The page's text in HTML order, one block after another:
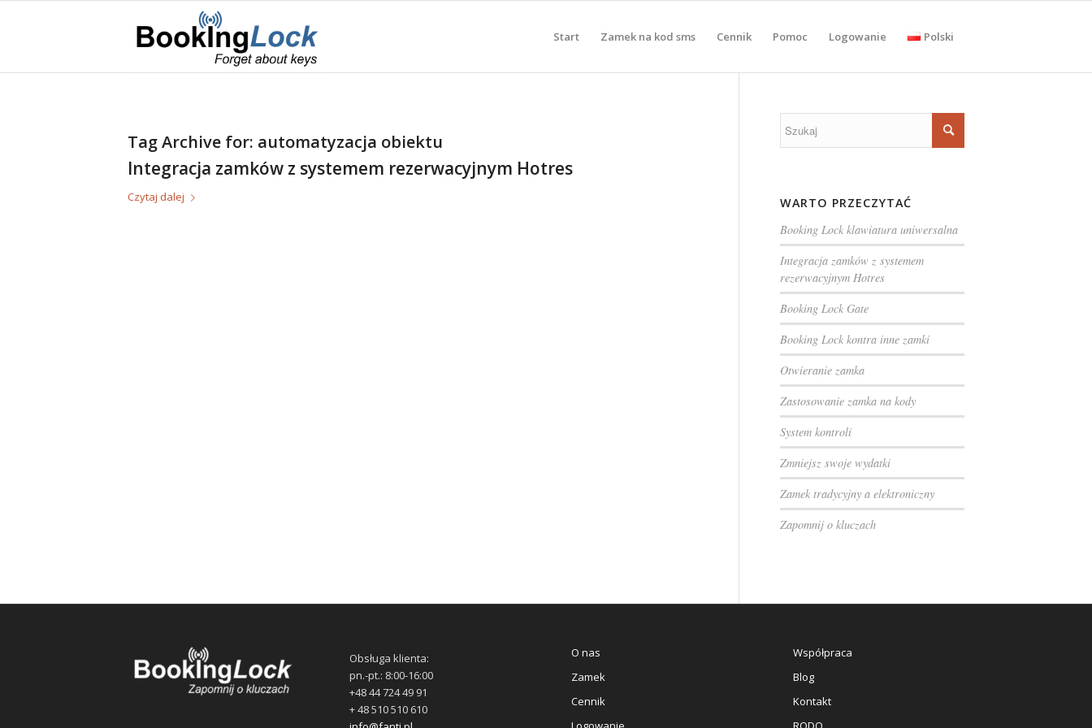
Start Zamek na kod sms Cennik Pomoc Logowanie Polski
Tag Archive for: automatyzacja obiektu
Integracja zamków z systemem rezerwacyjnym Hotres
Czytaj dalej
WARTO PRZECZYTAĆ
Booking Lock klawiatura uniwersalna
Integracja zamków z systemem
rezerwacyjnym Hotres
Booking Lock Gate
Booking Lock kontra inne zamki
Otwieranie zamka
Zastosowanie zamka na kody
System kontroli
Zmniejsz swoje wydatki
Zamek tradycyjny a elektroniczny
Zapomnij o kluczach
Obsługa klienta:
pn.-pt.: 8:00-16:00
+48 44 724 49 91
+ 48 510 510 610
O nas
Zamek
Cennik
Współpraca
Blog
Kontakt